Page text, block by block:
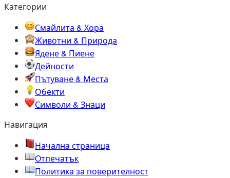
Категории
Смайлита & Хора
Животни & Природа
Ядене & Пиене
Дейности
Пътуване & Места
Обекти
Символи & Знаци
Навигация
Начална страница
Oтпечатък
Политика за поверителност